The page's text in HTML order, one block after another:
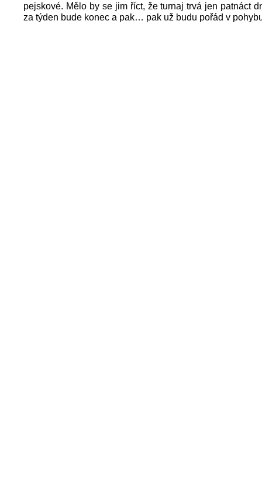
pejskové. Mělo by se jim říct, že turnaj trvá jen patnáct
za týden bude konec a pak… pak už budu pořád v